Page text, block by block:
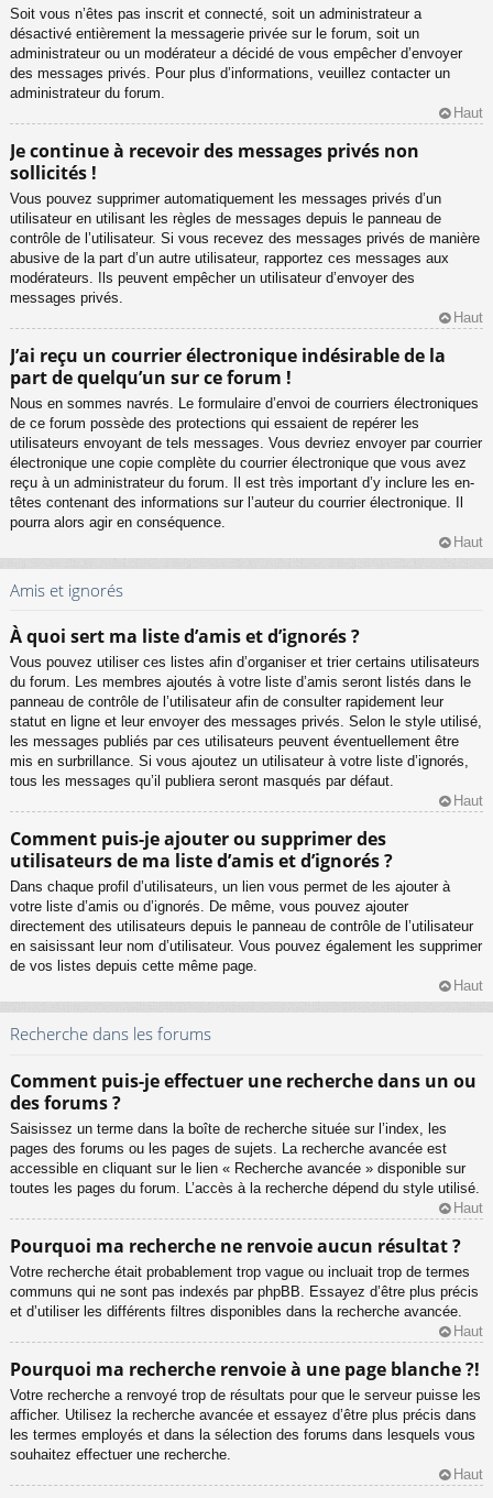
Soit vous n’êtes pas inscrit et connecté, soit un administrateur a
désactivé entièrement la messagerie privée sur le forum, soit un
administrateur ou un modérateur a décidé de vous empêcher d’envoyer
des messages privés. Pour plus d’informations, veuillez contacter un
administrateur du forum.
Haut
Je continue à recevoir des messages privés non
sollicités !
Vous pouvez supprimer automatiquement les messages privés d’un
utilisateur en utilisant les règles de messages depuis le panneau de
contrôle de l’utilisateur. Si vous recevez des messages privés de manière
abusive de la part d’un autre utilisateur, rapportez ces messages aux
modérateurs. Ils peuvent empêcher un utilisateur d’envoyer des
messages privés.
Haut
J’ai reçu un courrier électronique indésirable de la
part de quelqu’un sur ce forum !
Nous en sommes navrés. Le formulaire d’envoi de courriers électroniques
de ce forum possède des protections qui essaient de repérer les
utilisateurs envoyant de tels messages. Vous devriez envoyer par courrier
électronique une copie complète du courrier électronique que vous avez
reçu à un administrateur du forum. Il est très important d’y inclure les en-
têtes contenant des informations sur l’auteur du courrier électronique. Il
pourra alors agir en conséquence.
Haut
Amis et ignorés
À quoi sert ma liste d’amis et d’ignorés ?
Vous pouvez utiliser ces listes afin d’organiser et trier certains utilisateurs
du forum. Les membres ajoutés à votre liste d’amis seront listés dans le
panneau de contrôle de l’utilisateur afin de consulter rapidement leur
statut en ligne et leur envoyer des messages privés. Selon le style utilisé,
les messages publiés par ces utilisateurs peuvent éventuellement être
mis en surbrillance. Si vous ajoutez un utilisateur à votre liste d’ignorés,
tous les messages qu’il publiera seront masqués par défaut.
Haut
Comment puis-je ajouter ou supprimer des
utilisateurs de ma liste d’amis et d’ignorés ?
Dans chaque profil d’utilisateurs, un lien vous permet de les ajouter à
votre liste d’amis ou d’ignorés. De même, vous pouvez ajouter
directement des utilisateurs depuis le panneau de contrôle de l’utilisateur
en saisissant leur nom d’utilisateur. Vous pouvez également les supprimer
de vos listes depuis cette même page.
Haut
Recherche dans les forums
Comment puis-je effectuer une recherche dans un ou
des forums ?
Saisissez un terme dans la boîte de recherche située sur l’index, les
pages des forums ou les pages de sujets. La recherche avancée est
accessible en cliquant sur le lien « Recherche avancée » disponible sur
toutes les pages du forum. L’accès à la recherche dépend du style utilisé.
Haut
Pourquoi ma recherche ne renvoie aucun résultat ?
Votre recherche était probablement trop vague ou incluait trop de termes
communs qui ne sont pas indexés par phpBB. Essayez d’être plus précis
et d’utiliser les différents filtres disponibles dans la recherche avancée.
Haut
Pourquoi ma recherche renvoie à une page blanche ?!
Votre recherche a renvoyé trop de résultats pour que le serveur puisse les
afficher. Utilisez la recherche avancée et essayez d’être plus précis dans
les termes employés et dans la sélection des forums dans lesquels vous
souhaitez effectuer une recherche.
Haut